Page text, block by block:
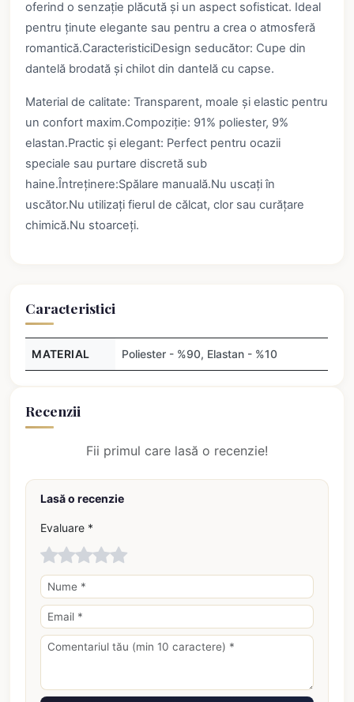
oferind o senzație plăcută și un aspect sofisticat. Ideal
pentru ținute elegante sau pentru a crea o atmosferă
romantică.CaracteristiciDesign seducător: Cupe din
dantelă brodată și chilot din dantelă cu capse.
Material de calitate: Transparent, moale și elastic pentru
un confort maxim.Compoziție: 91% poliester, 9%
elastan.Practic și elegant: Perfect pentru ocazii
speciale sau purtare discretă sub
haine.Întreținere:Spălare manuală.Nu uscați în
uscător.Nu utilizați fierul de călcat, clor sau curățare
chimică.Nu stoarceți.
Caracteristici
MATERIAL Poliester - %90, Elastan - %10
Recenzii
Fii primul care lasă o recenzie!
Lasă o recenzie
Evaluare *